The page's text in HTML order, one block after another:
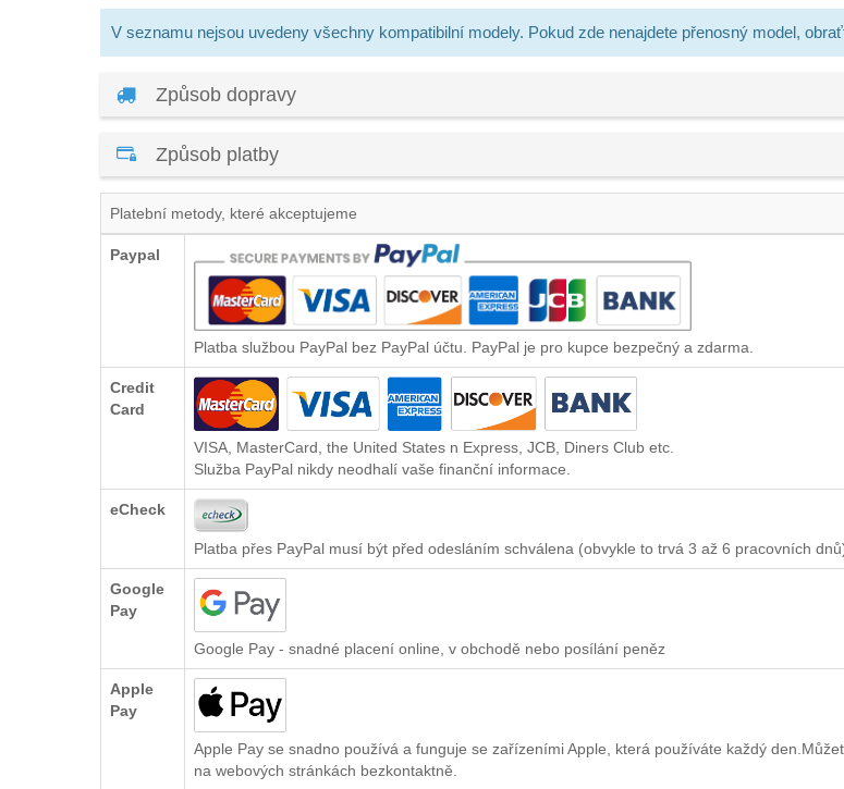
V seznamu nejsou uvedeny všechny kompatibilní modely. Pokud zde nenajdete přenosný model,
Způsob dopravy
Způsob platby
Platební metody, které akceptujeme
Paypal
Platba službou PayPal bez PayPal účtu. PayPal je pro kupce bezpečný a zdarma.
Credit
Card
VISA, MasterCard, the United States n Express, JCB, Diners Club etc.
Služba PayPal nikdy neodhalí vaše finanční informace.
eCheck
Platba přes PayPal musí být před odesláním schválena (obvykle to trvá 3 až 6 pracovních
Google
Pay
Google Pay - snadné placení online, v obchodě nebo posílání peněz
Apple
Pay
Apple Pay se snadno používá a funguje se zařízeními Apple, která používáte každý
na webových stránkách bezkontaktně.